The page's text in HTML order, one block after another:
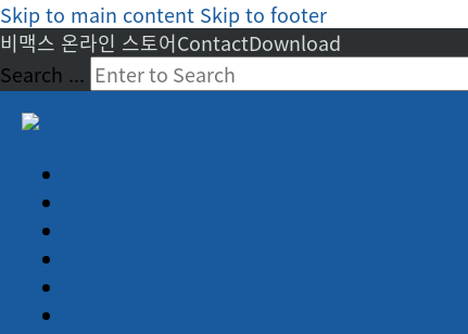
Skip to main content Skip to footer
비맥스 온라인 스토어ContactDownload
Search ...